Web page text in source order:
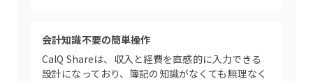
会計知識不要の簡単操作
CalQ Shareは、収入と経費を直感的に入力できる
設計になっており、簿記の知識がなくても無理なく